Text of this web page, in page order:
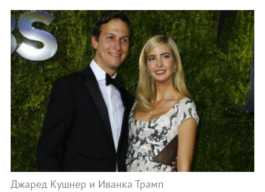
Джаред Кушнер и Иванка Трамп